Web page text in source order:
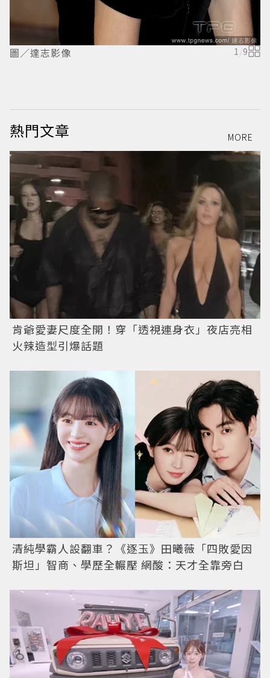
圖／達志影像 1/9
熱門文章 MORE
肯爺愛妻尺度全開！穿「透視連身衣」夜店亮相
火辣造型引爆話題
清純學霸人設翻車？《逐玉》田曦薇「四敗愛因
斯坦」智商、學歷全輾壓 網酸：天才全靠旁白